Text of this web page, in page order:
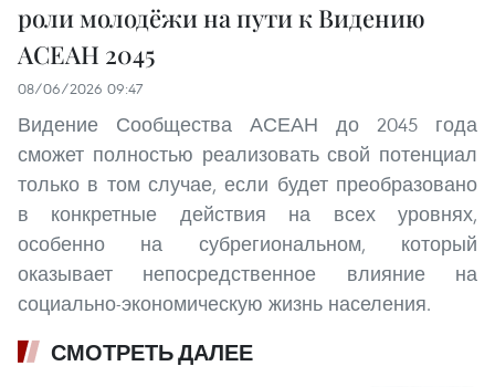
роли молодёжи на пути к Видению
АСЕАН 2045
08/06/2026 09:47
Видение Сообщества АСЕАН до 2045 года
сможет полностью реализовать свой потенциал
только в том случае, если будет преобразовано
в конкретные действия на всех уровнях,
особенно на субрегиональном, который
оказывает непосредственное влияние на
социально-экономическую жизнь населения.
СМОТРЕТЬ ДАЛЕЕ